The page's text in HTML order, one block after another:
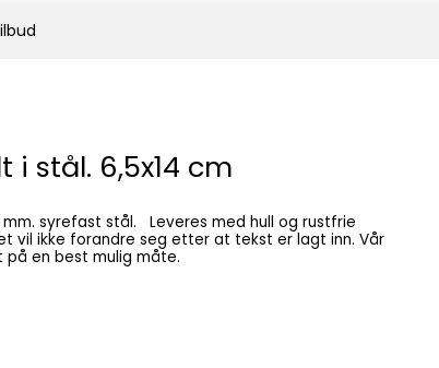
i stål. 6,5x14 cm
en best mulig måte.